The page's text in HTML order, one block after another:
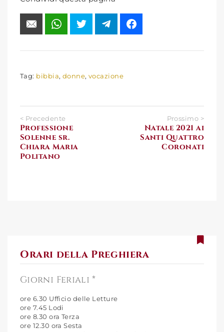
Tag: bibbia, donne,vocazione
< Precedente
Professione
Solenne sr.
Chiara Maria
Politano
Prossimo >
Natale 2021 ai
Santi Quattro
Coronati
Orari della Preghiera
Giorni Feriali *
ore 6.30 Ufficio delle Letture
ore 7.45 Lodi
ore 8.30 ora Terza
ore 12.30 ora Sesta